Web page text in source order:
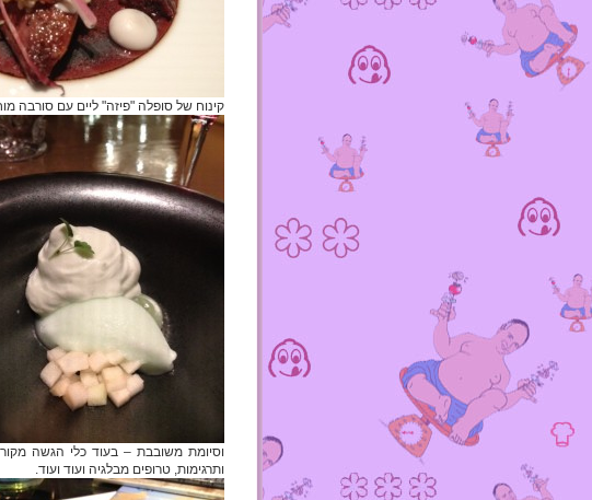
קינוח של סופלה "פיזה" ליים עם סורבה
וסיומת משובבת – בעוד כלי הגשה
ותרגימות, טרופים מבלגיה ועוד ועוד.